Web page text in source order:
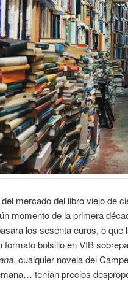
mercado del libro viejo de
momento de la primera
los sesenta euros, o
formato bolsillo en VIB
, cualquier novela del
tenían precios